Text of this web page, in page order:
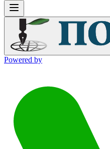
Powered by